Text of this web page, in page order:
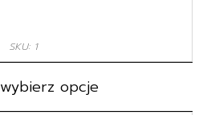
SKU: 1
wybierz opcje